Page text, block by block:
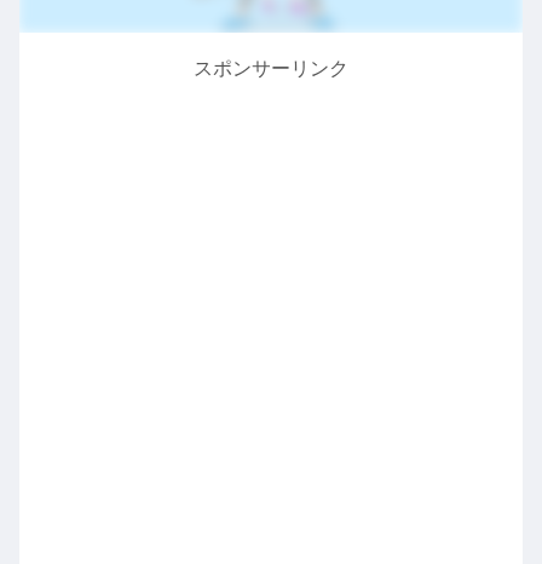
スポンサーリンク